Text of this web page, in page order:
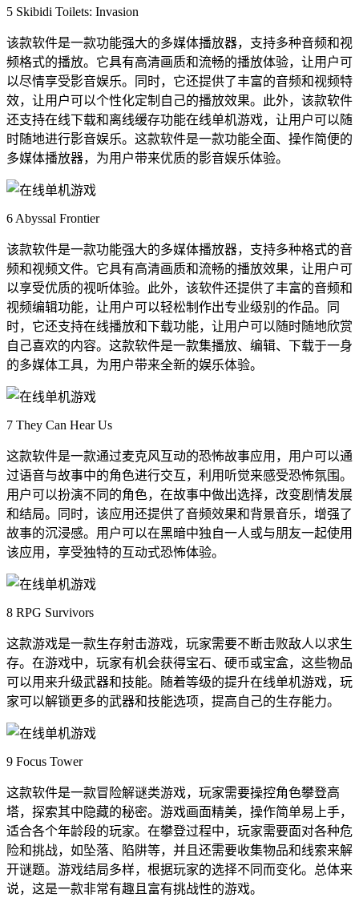
5 Skibidi Toilets: Invasion
该款软件是一款功能强大的多媒体播放器，支持多种音频和视
频格式的播放。它具有高清画质和流畅的播放体验，让用户可
以尽情享受影音娱乐。同时，它还提供了丰富的音频和视频特
效，让用户可以个性化定制自己的播放效果。此外，该款软件
还支持在线下载和离线缓存功能在线单机游戏，让用户可以随
时随地进行影音娱乐。这款软件是一款功能全面、操作简便的
多媒体播放器，为用户带来优质的影音娱乐体验。
6 Abyssal Frontier
该款软件是一款功能强大的多媒体播放器，支持多种格式的音
频和视频文件。它具有高清画质和流畅的播放效果，让用户可
以享受优质的视听体验。此外，该软件还提供了丰富的音频和
视频编辑功能，让用户可以轻松制作出专业级别的作品。同
时，它还支持在线播放和下载功能，让用户可以随时随地欣赏
自己喜欢的内容。这款软件是一款集播放、编辑、下载于一身
的多媒体工具，为用户带来全新的娱乐体验。
7 They Can Hear Us
这款软件是一款通过麦克风互动的恐怖故事应用，用户可以通
过语音与故事中的角色进行交互，利用听觉来感受恐怖氛围。
用户可以扮演不同的角色，在故事中做出选择，改变剧情发展
和结局。同时，该应用还提供了音频效果和背景音乐，增强了
故事的沉浸感。用户可以在黑暗中独自一人或与朋友一起使用
该应用，享受独特的互动式恐怖体验。
8 RPG Survivors
这款游戏是一款生存射击游戏，玩家需要不断击败敌人以求生
存。在游戏中，玩家有机会获得宝石、硬币或宝盒，这些物品
可以用来升级武器和技能。随着等级的提升在线单机游戏，玩
家可以解锁更多的武器和技能选项，提高自己的生存能力。
9 Focus Tower
这款软件是一款冒险解谜类游戏，玩家需要操控角色攀登高
塔，探索其中隐藏的秘密。游戏画面精美，操作简单易上手，
适合各个年龄段的玩家。在攀登过程中，玩家需要面对各种危
险和挑战，如坠落、陷阱等，并且还需要收集物品和线索来解
开谜题。游戏结局多样，根据玩家的选择不同而变化。总体来
说，这是一款非常有趣且富有挑战性的游戏。